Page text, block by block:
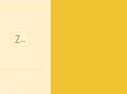
741